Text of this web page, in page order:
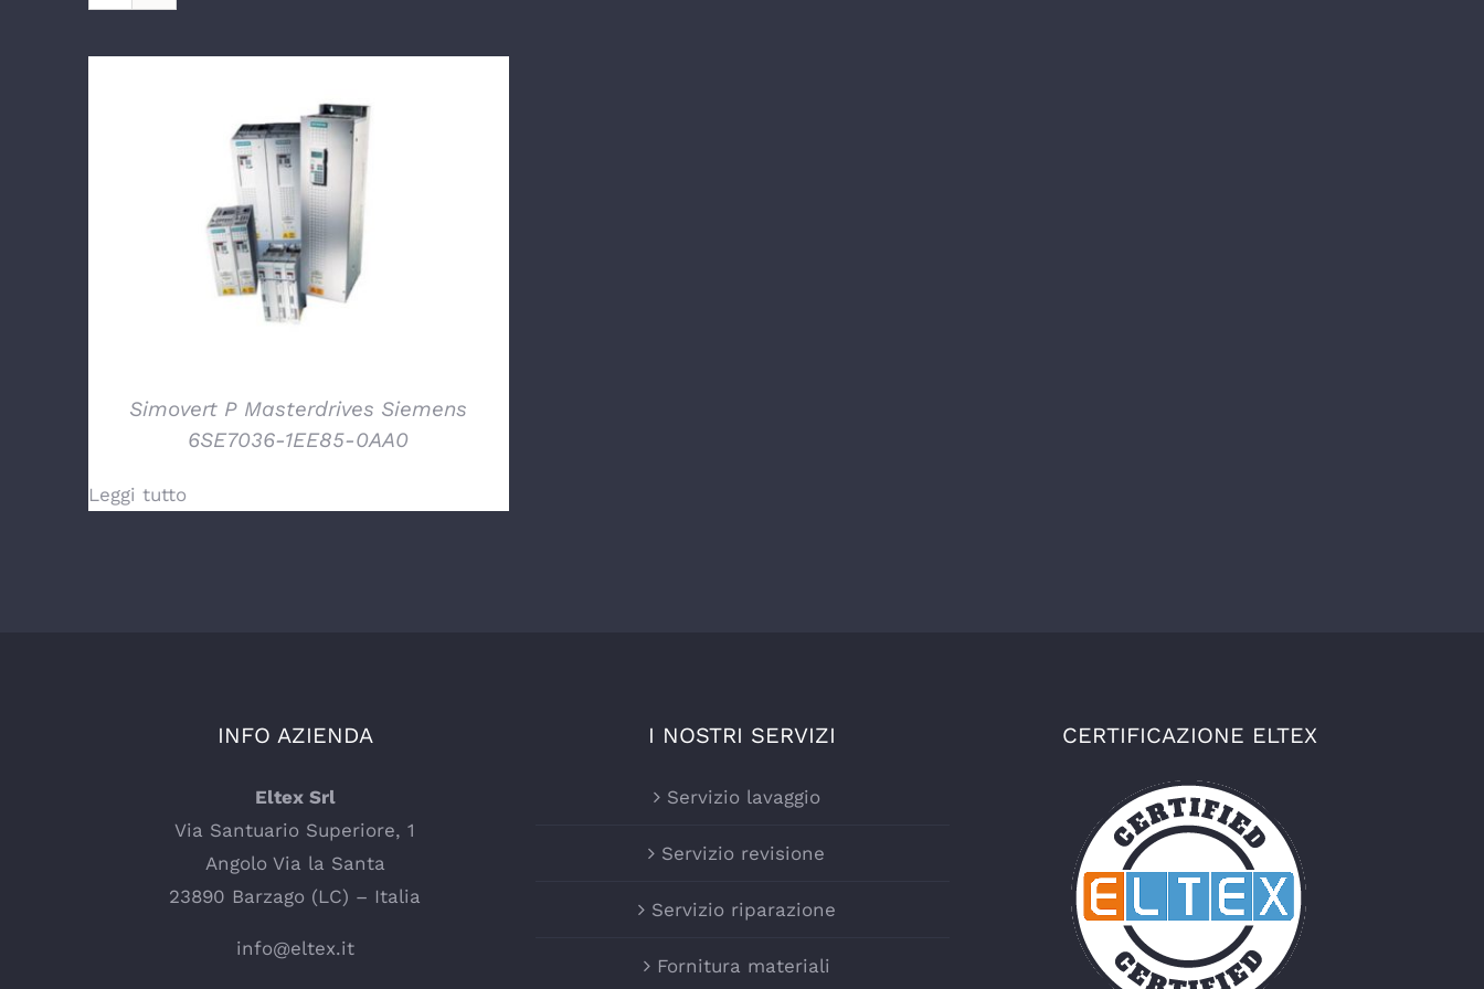
DETTAGLI
Simovert P Masterdrives Siemens
6SE7036-1EE85-0AA0
Leggi tutto
INFO AZIENDA
Eltex Srl
Via Santuario Superiore, 1
Angolo Via la Santa
23890 Barzago (LC) – Italia
info@eltex.it
I NOSTRI SERVIZI
Servizio lavaggio
Servizio revisione
Servizio riparazione
Fornitura materiali
CERTIFICAZIONE ELTEX